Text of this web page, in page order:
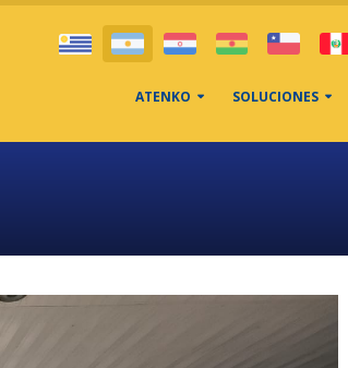
ATENKO SOLUCIONES